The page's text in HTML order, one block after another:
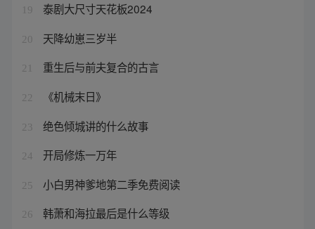
19 泰剧大尺寸天花板2024
20 天降幼崽三岁半
21 重生后与前夫复合的古言
22 《机械末日》
23 绝色倾城讲的什么故事
24 开局修炼一万年
25 小白男神爹地第二季免费阅读
26 韩萧和海拉最后是什么等级